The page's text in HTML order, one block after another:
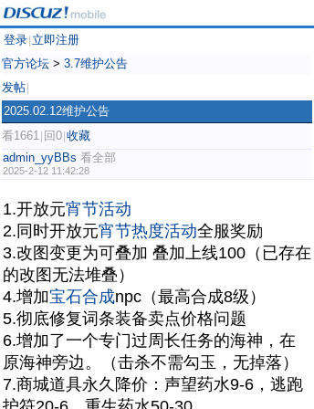
登录 立即注册
官方论坛 > 3.7维护公告
发帖
2025.02.12维护公告
看1661 回0 收藏
admin_yyBBs 看全部
2025-2-12 11:42:28
1.开放元宵节活动
2.同时开放元宵节热度活动全服奖励
3.改图变更为可叠加 叠加上线100（已存在
的改图无法堆叠）
4.增加宝石合成npc（最高合成8级）
5.彻底修复词条装备卖点价格问题
6.增加了一个专门过周长任务的海神，在
原海神旁边。（击杀不需勾玉，无掉落）
7.商城道具永久降价：声望药水9-6，逃跑